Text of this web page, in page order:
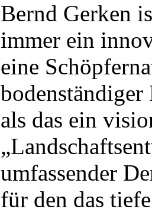
Bernd Gerken
immer ein
eine
bodenständiger
als das ein
umfassender
für den das